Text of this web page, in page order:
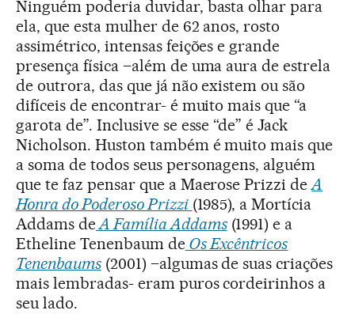
Ninguém poderia duvidar, basta olhar para
ela, que esta mulher de 62 anos, rosto
assimétrico, intensas feições e grande
presença física –além de uma aura de estrela
de outrora, das que já não existem ou são
difíceis de encontrar- é muito mais que “a
garota de”. Inclusive se esse “de” é Jack
Nicholson. Huston também é muito mais que
a soma de todos seus personagens, alguém
que te faz pensar que a Maerose Prizzi deA
Honra do Poderoso Prizzi (1985), a Mortícia
Addams deA Família Addams(1991) e a
Etheline Tenenbaum deOs Excêntricos
Tenenbaums(2001) –algumas de suas criações
mais lembradas- eram puros cordeirinhos a
seu lado.